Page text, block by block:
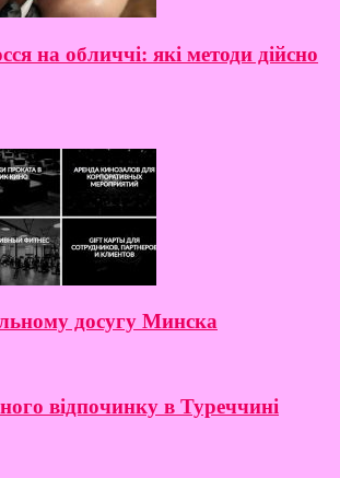
на обличчі: які методи дійсно
досугу Минска
відпочинку в Туреччині